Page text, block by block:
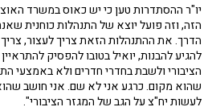
יו"ר ההסתדרות טען כי יש כאוס במשרד
הזה, וזה פועל יוצא של התנהלות כוחנית
הדרך. את ההתנהלות הזאת צריך לעצור,
להגיע להבנות, יואיל בטובו להפסיק
הציבורי ולשבת בחדרי חדרים ולא באמצעי
שהוא מקום. כרגע אני לא שם. אני חושב
לעשות יח"צ על הגב של המגזר הציבורי".